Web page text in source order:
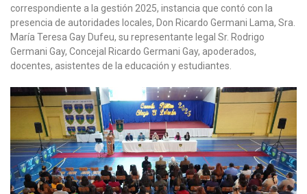
correspondiente a la gestión 2025, instancia que contó con la
presencia de autoridades locales, Don Ricardo Germani Lama, Sra.
María Teresa Gay Dufeu, su representante legal Sr. Rodrigo
Germani Gay, Concejal Ricardo Germani Gay, apoderados,
docentes, asistentes de la educación y estudiantes.